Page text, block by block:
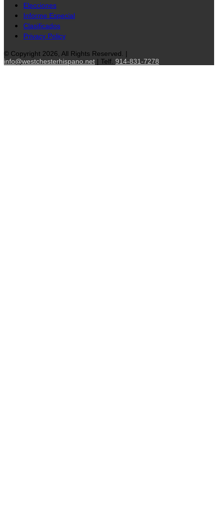
Elecciones
Informe Especial
Clasificados
Privacy Policy
© Copyright 2026, All Rights Reserved. |
info@westchesterhispano.net | Telf. 914-831-7278